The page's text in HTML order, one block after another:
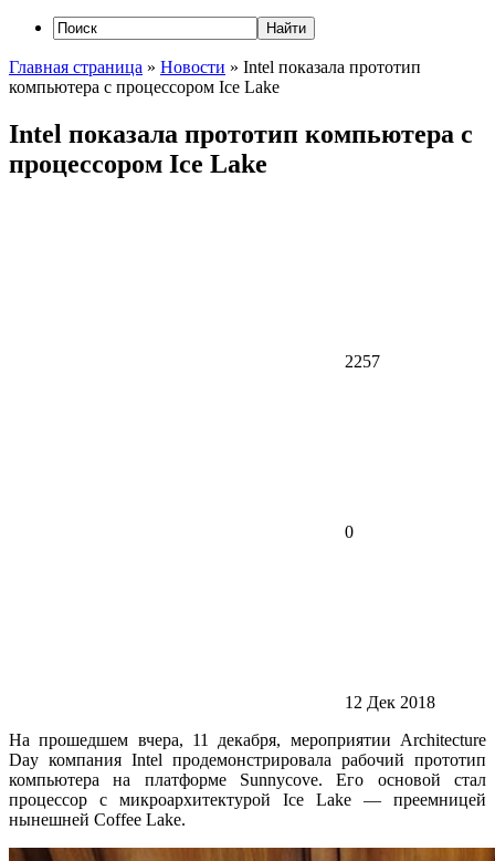
Главная страница » Новости » Intel показала прототип
компьютера с процессором Ice Lake
Intel показала прототип компьютера с
процессором Ice Lake
2257
0
12 Дек 2018
На прошедшем вчера, 11 декабря, мероприятии Architecture
Day компания Intel продемонстрировала рабочий прототип
компьютера на платформе Sunnycove. Его основой стал
процессор с микроархитектурой Ice Lake — преемницей
нынешней Coffee Lake.